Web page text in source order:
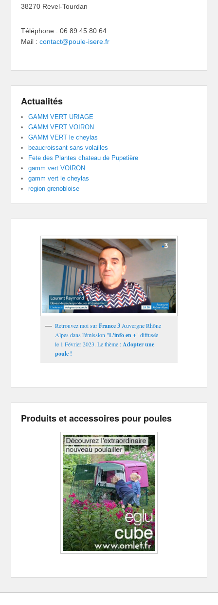
38270 Revel-Tourdan
Téléphone : 06 89 45 80 64
Mail :contact@poule-isere.fr
Actualités
GAMM VERT URIAGE
GAMM VERT VOIRON
GAMM VERT le cheylas
beaucroissant sans volailles
Fete des Plantes chateau de Pupetière
gamm vert VOIRON
gamm vert le cheylas
region grenobloise
Retrouvez moi surFrance 3 Auvergne Rhône
Alpes dans l'émission "L'info en +" diffusée
le 1 Février 2023. Le thème : Adopter une
poule !
Produits et accessoires pour poules